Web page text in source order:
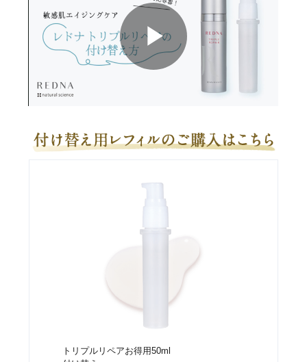
層が重なったナノカプ
した。 内部で美肌成分
弾むようなハリとう
こだわりのツヤ・輝
を徹底ケア！